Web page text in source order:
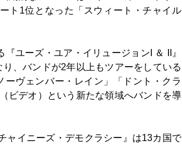
ト1位となった「スウィート・チャイル
ユーズ・ユア・イリュージョンI ＆ II』
、バンドが2年以上もツアーをしている
ヴェンバー・レイン」「ドント・クラ
ビデオ）という新たな領域へバンドを導
ャイニーズ・デモクラシー』は13カ国で